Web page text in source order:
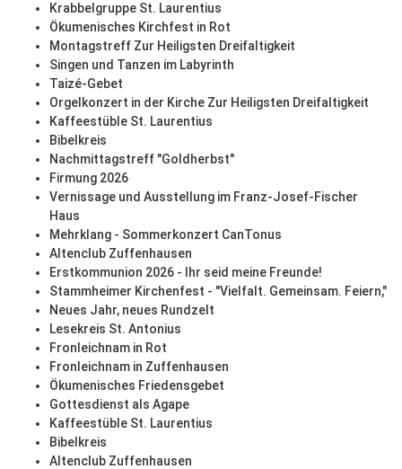
Krabbelgruppe St. Laurentius
Ökumenisches Kirchfest in Rot
Montagstreff Zur Heiligsten Dreifaltigkeit
Singen und Tanzen im Labyrinth
Taizé-Gebet
Orgelkonzert in der Kirche Zur Heiligsten Dreifaltigkeit
Kaffeestüble St. Laurentius
Bibelkreis
Nachmittagstreff "Goldherbst"
Firmung 2026
Vernissage und Ausstellung im Franz-Josef-Fischer
Haus
Mehrklang - Sommerkonzert CanTonus
Altenclub Zuffenhausen
Erstkommunion 2026 - Ihr seid meine Freunde!
Stammheimer Kirchenfest - "Vielfalt. Gemeinsam. Feiern,"
Neues Jahr, neues Rundzelt
Lesekreis St. Antonius
Fronleichnam in Rot
Fronleichnam in Zuffenhausen
Ökumenisches Friedensgebet
Gottesdienst als Agape
Kaffeestüble St. Laurentius
Bibelkreis
Altenclub Zuffenhausen